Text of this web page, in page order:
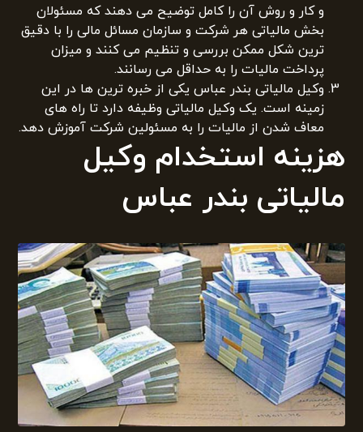
و کار و روش آن را کامل توضیح می دهند که مسئولان
بخش مالیاتی هر شرکت و سازمان مسائل مالی را با دقیق
ترین شکل ممکن بررسی و تنظیم می کنند و میزان
پرداخت مالیات را به حداقل می رسانند.
وکیل مالیاتی بندر عباس یکی از خبره ترین ها در این
زمینه است. یک وکیل مالیاتی وظیفه دارد تا راه های
معاف شدن از مالیات را به مسئولین شرکت آموزش دهد.
هزینه استخدام وکیل
مالیاتی بندر عباس